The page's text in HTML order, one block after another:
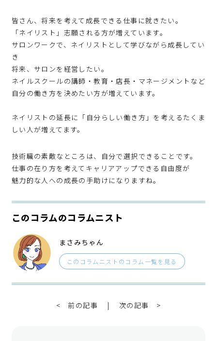
皆さん、将来を考えて成長できる仕事に就きたい。
「ネイリスト」志願される方が増えています。
サロンワークで、ネイリストとして学びながら成長してい
き
将来、サロンを経営したい。
ネイルスクールの講師・教育・店長・マネージメントなど
自分の働き方を決めたい方が増えています。
ネイリストの延長に「自分らしい働き方」を考えるたくま
しい人が増えてます。
技術職の素敵なところは、自分で選択できることです。
仕事の在り方を考えてキャリアアップできる自由度が
魅力的な人への成長の手助けになりますね。
このコラムのコラムニスト
まさみちゃん
このコラムニストのコラム一覧を見る
< 前の記事 | 次の記事 >